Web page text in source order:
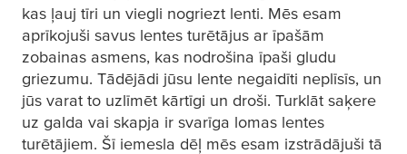
kas ļauj tīri un viegli nogriezt lenti. Mēs esam
aprīkojuši savus lentes turētājus ar īpašām
zobainas asmens, kas nodrošina īpaši gludu
griezumu. Tādējādi jūsu lente negaidīti neplīsīs, un
jūs varat to uzlīmēt kārtīgi un droši. Turklāt saķere
uz galda vai skapja ir svarīga lomas lentes
turētājiem. Šī iemesla dēļ mēs esam izstrādājuši tā